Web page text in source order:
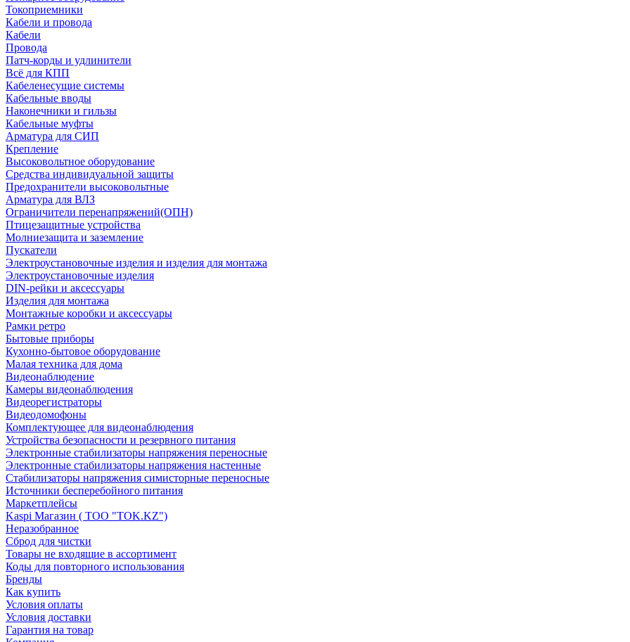
Токоприемники
Кабели и провода
Кабели
Провода
Патч-корды и удлинители
Всё для КПП
Кабеленесущие системы
Кабельные вводы
Наконечники и гильзы
Кабельные муфты
Арматура для СИП
Крепление
Высоковольтное оборудование
Средства индивидуальной защиты
Предохранители высоковольтные
Арматура для ВЛЗ
Ограничители перенапряжений(ОПН)
Птицезащитные устройства
Молниезащита и заземление
Пускатели
Электроустановочные изделия и изделия для монтажа
Электроустановочные изделия
DIN-рейки и аксессуары
Изделия для монтажа
Монтажные коробки и аксессуары
Рамки ретро
Бытовые приборы
Кухонно-бытовое оборудование
Малая техника для дома
Видеонаблюдение
Камеры видеонаблюдения
Видеорегистраторы
Видеодомофоны
Комплектующее для видеонаблюдения
Устройства безопасности и резервного питания
Электронные стабилизаторы напряжения переносные
Электронные стабилизаторы напряжения настенные
Стабилизаторы напряжения симисторные переносные
Источники бесперебойного питания
Маркетплейсы
Kaspi Магазин ( ТОО "TOK.KZ")
Неразобранное
Сброд для чистки
Товары не входящие в ассортимент
Коды для повторного использования
Бренды
Как купить
Условия оплаты
Условия доставки
Гарантия на товар